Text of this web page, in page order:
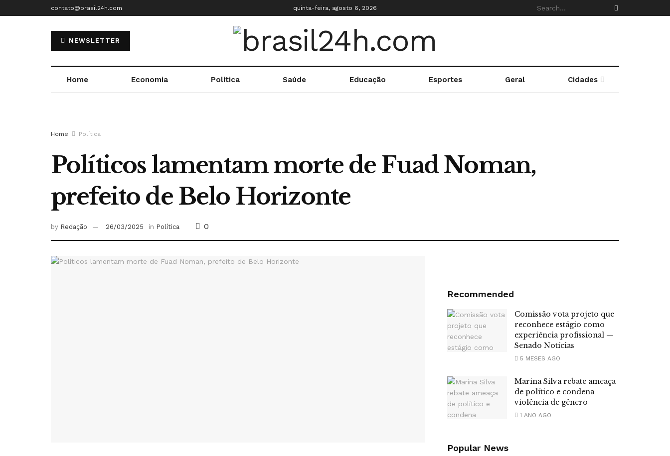
contato@brasil24h.com quinta-feira, agosto 6, 2026
NEWSLETTER
Home Economia Política Saúde Educação Esportes Geral Cidades
Home Política
Políticos lamentam morte de Fuad Noman,
prefeito de Belo Horizonte
by Redação 26/03/2025 in Política 0
Recommended
Comissão vota projeto que
reconhece estágio como
experiência profissional —
Senado Notícias
5 MESES AGO
Marina Silva rebate ameaça
de político e condena
violência de gênero
1 ANO AGO
Popular News